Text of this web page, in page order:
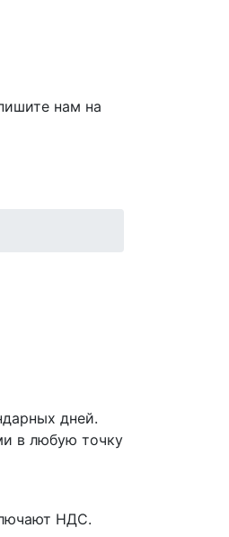
нам на
дней.
в любую точку
НДС.